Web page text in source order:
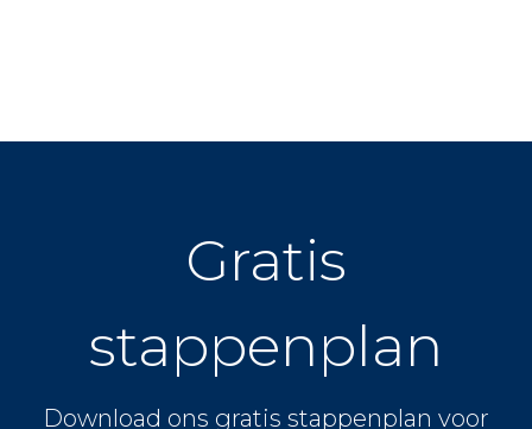
Gratis
stappenplan
Download ons gratis stappenplan voor